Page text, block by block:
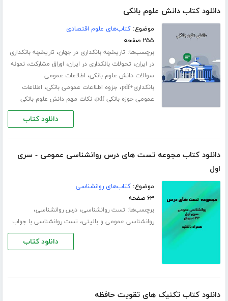
دانلود کتاب دانش علوم بانکی
موضوع:کتاب‌های علوم اقتصادی
۲۵۵ صفحه
برچسب‌ها: تاریخچه بانکداری در جهان، تاریخچه بانکداری
در ایران، تحولات بانکداری در ایران، اوراق مشارکت،نمونه
سوالات دانش علوم بانکی، اطلاعات عمومی
بانکداری+pdf
، جزوه اطلاعات عمومی بانکی، اطلاعات
عمومی حوزه بانکی pdf
،نکات مهم دانش علوم بانکی
دانلود کتاب
دانلود کتاب مجوعه تست های درس روانشناسی عمومی - سری
اول
موضوع:کتاب‌های روانشناسی
۶۳ صفحه
برچسب‌ها: تست روانشناسی،درس روانشناسی،
روانشناسی عمومی و بالینی، تست روانشناسی با جواب
دانلود کتاب
دانلود کتاب تکنیک های تقویت حافظه